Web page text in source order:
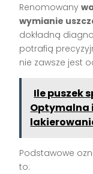
Renomowany
wymianie
dokładną
potrafią
nie zawsze jest
Ile puszek
Optymalna
Podstawowe
to: